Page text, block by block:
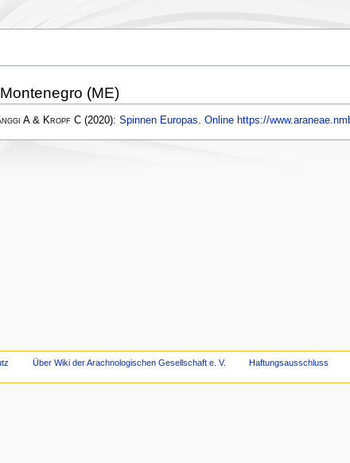
(ME)
A & Kropf C(2020): Spinnen Europas. Online https://
Über Wiki der Arachnologischen Gesellschaft e. V. Haftungsausschluss